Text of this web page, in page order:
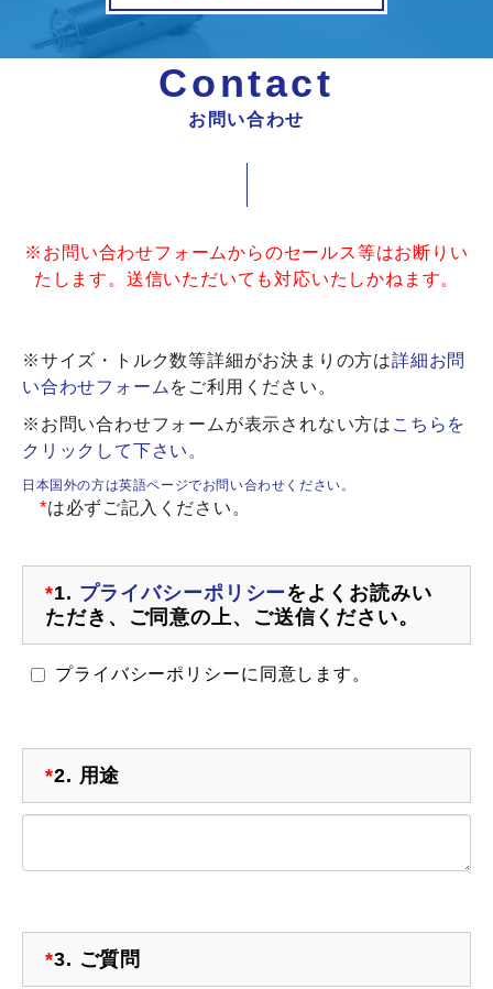
Contact
お問い合わせ
※お問い合わせフォームからのセールス等はお断りい
たします。送信いただいても対応いたしかねます。
※サイズ・トルク数等詳細がお決まりの方は詳細お問
い合わせフォームをご利用ください。
※お問い合わせフォームが表示されない方は こちらを
クリックして下さい。
日本国外の方は英語ページでお問い合わせください。
*は必ずご記入ください。
*1. プライバシーポリシーをよくお読みい
ただき、ご同意の上、ご送信ください。
プライバシーポリシーに同意します。
*2. 用途
*3. ご質問